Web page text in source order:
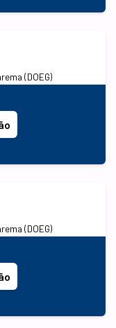
(DOEG)
(DOEG)